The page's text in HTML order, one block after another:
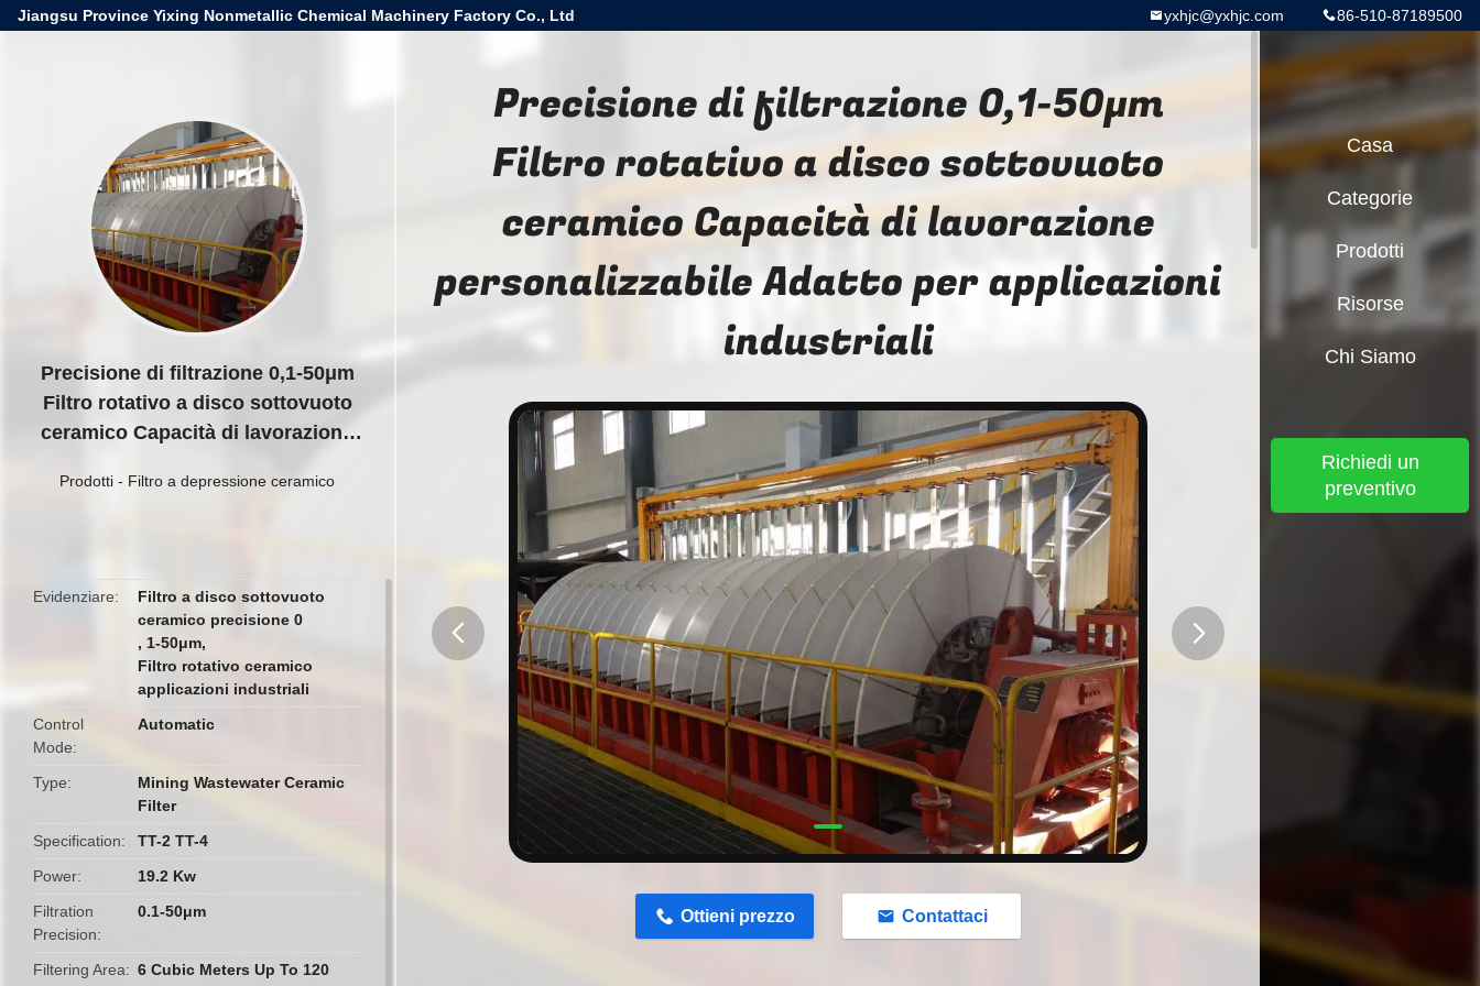
Jiangsu Province Yixing Nonmetallic Chemical Machinery Factory Co., Ltd 86-510-87189500
yxhjc@yxhjc.com
Precisione di filtrazione 0,1-50μm
Filtro rotativo a disco sottovuoto
ceramico Capacità di lavorazione
applicazioni industriali
Prodotti - Filtro a depressione ceramico
Evidenziare
Filtro a disco sottovuoto
ceramico precisione 0
, 1-50μm,
Filtro rotativo ceramico
applicazioni industriali
Control
Mode
Automatic
Type
Mining Wastewater Ceramic
Filter
Specification
TT-2 TT-4
Power
19.2 Kw
Filtration
Precision
0.1-50μm
Filtering Area
6 Cubic Meters Up To 120
Precisione di filtrazione 0,1-50μm
Filtro rotativo a disco sottovuoto
ceramico Capacità di lavorazione
personalizzabile Adatto per applicazioni
industriali
Ottieni prezzo Contattaci
Casa
Categorie
Prodotti
Risorse
Chi Siamo
Richiedi un
preventivo